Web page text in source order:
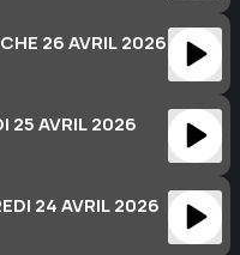
26 AVRIL 2026
25 AVRIL 2026
24 AVRIL 2026